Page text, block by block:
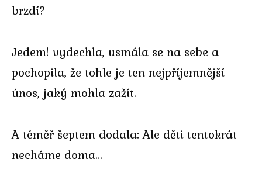
brzdí?
Jedem! vydechla, usmála se na sebe a
pochopila, že tohle je ten nejpříjemnější
únos, jaký mohla zažít.
A téměř šeptem dodala: Ale děti tentokrát
necháme doma…